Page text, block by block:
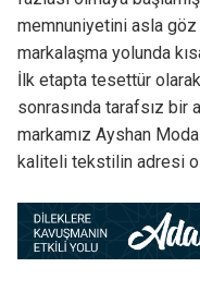
memnuniyetini asla göz
markalaşma yolunda
İlk etapta tesettür
sonrasında tarafsız bir
markamız Ayshan
kaliteli tekstilin adresi